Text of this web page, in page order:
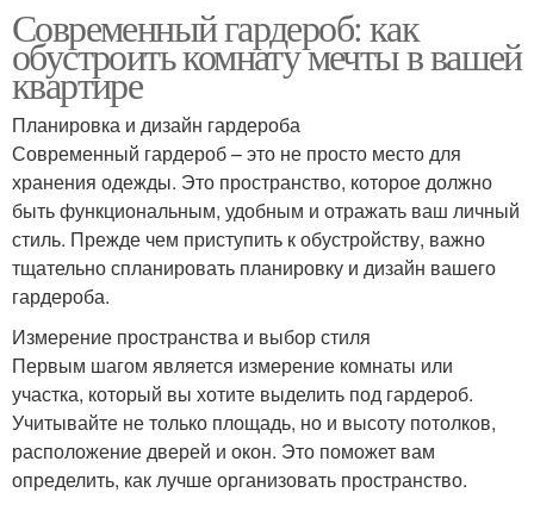
Современный гардероб: как
обустроить комнату мечты в вашей
квартире
Планировка и дизайн гардероба
Современный гардероб – это не просто место для
хранения одежды. Это пространство, которое должно
быть функциональным, удобным и отражать ваш личный
стиль. Прежде чем приступить к обустройству, важно
тщательно спланировать планировку и дизайн вашего
гардероба.
Измерение пространства и выбор стиля
Первым шагом является измерение комнаты или
участка, который вы хотите выделить под гардероб.
Учитывайте не только площадь, но и высоту потолков,
расположение дверей и окон. Это поможет вам
определить, как лучше организовать пространство.